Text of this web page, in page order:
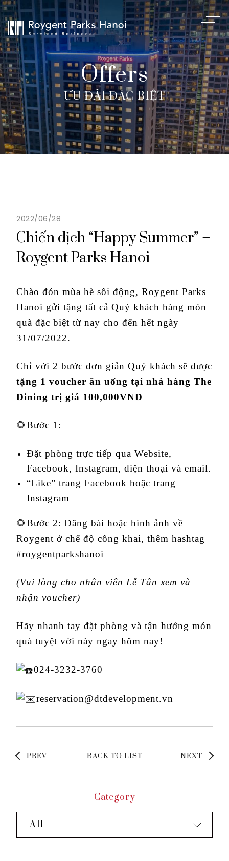
Offers
ƯU ĐÃI ĐẶC BIỆT
2022/06/28
Chiến dịch “Happy Summer” –
Roygent Parks Hanoi
Chào đón mùa hè sôi động, Roygent Parks
Hanoi gửi tặng tất cả Quý khách hàng món
quà đặc biệt từ nay cho đến hết ngày
31/07/2022.
Chỉ với 2 bước đơn giản Quý khách sẽ được
tặng 1 voucher ăn uống tại nhà hàng The
Dining trị giá 100,000VND
🌻Bước 1:
Đặt phòng trực tiếp qua Website,
Facebook, Instagram, điện thoại và email.
“Like” trang Facebook hoặc trang
Instagram
🌻Bước 2: Đăng bài hoặc hình ảnh về
Roygent ở chế độ công khai, thêm hashtag
#roygentparkshanoi
(Vui lòng cho nhân viên Lễ Tân xem và
nhận voucher)
Hãy nhanh tay đặt phòng và tận hưởng món
quà tuyệt vời này ngay hôm nay!
024-3232-3760
reservation@dtdevelopment.vn
PREV BACK TO LIST NEXT
Category
All